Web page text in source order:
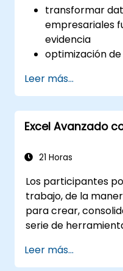
transformar
empresariales
evidencia
optimización
Leer más...
Excel Avanzado
21 Horas
Los participantes
trabajo, de la
para crear,
serie de
tiempo dedicado a
Leer más...